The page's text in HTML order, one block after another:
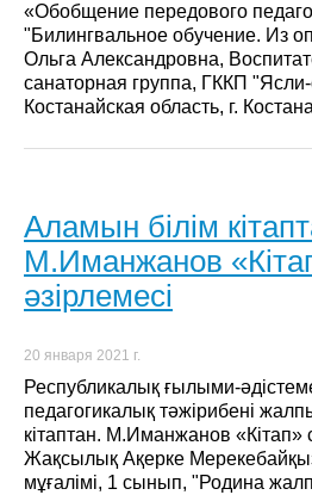
«Обобщение передового
"Билингвальное обучение. Из
Ольга Александровна,
санаторная группа, ГККП
Костанайская область, г.
Аламын білім
М.Иманжанов
әзірлемесі
20 января 2021 г.
Республикалық ғылыми-
педагогикалық тәжірибені
кітаптан. М.Иманжанов «Кітап»
Жақсылық Ақерке
мұғалімі, 1 сынып, "Родина